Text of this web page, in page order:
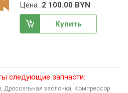
Цена 2 100.00 BYN
Купить
следующие запчасти:
Дроссельная заслонка, Компрессор